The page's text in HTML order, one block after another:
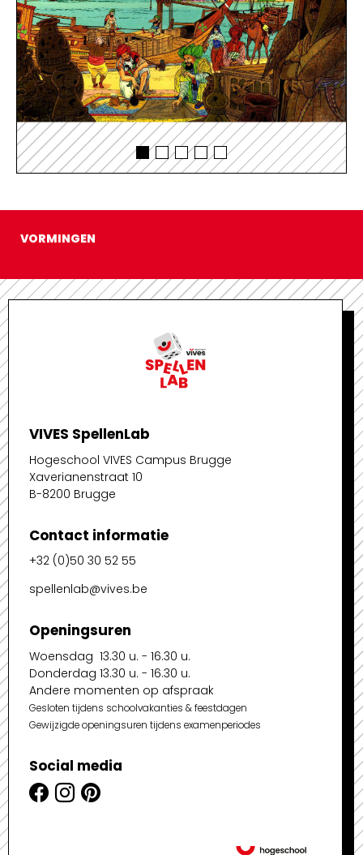
VORMINGEN
VIVES SpellenLab
Hogeschool VIVES Campus Brugge
Xaverianenstraat 10
B-8200 Brugge
Contact informatie
+32 (0)50 30 52 55
spellenlab@vives.be
Openingsuren
Woensdag 13.30 u. - 16.30 u.
Donderdag 13.30 u. - 16.30 u.
Andere momenten op afspraak
Gesloten tijdens schoolvakanties & feestdagen
Gewijzigde openingsuren tijdens examenperiodes
Social media